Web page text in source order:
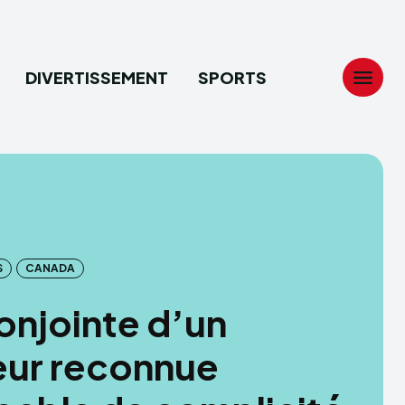
DIVERTISSEMENT SPORTS
CANADA
d’un
reconnue